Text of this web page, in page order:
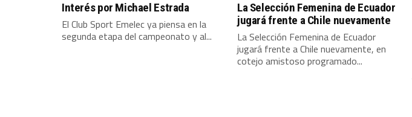
Interés por Michael Estrada
El Club Sport Emelec ya piensa en la
segunda etapa del campeonato y al...
La Selección Femenina de Ecuador
jugará frente a Chile nuevamente
La Selección Femenina de Ecuador
jugará frente a Chile nuevamente, en
cotejo amistoso programado...